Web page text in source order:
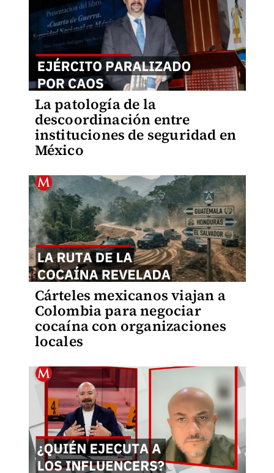
La patología de la
descoordinación entre
instituciones de seguridad en
México
Cárteles mexicanos viajan a
Colombia para negociar
cocaína con organizaciones
locales